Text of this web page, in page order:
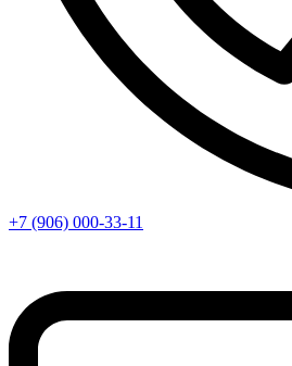
+7 (906) 000-33-11